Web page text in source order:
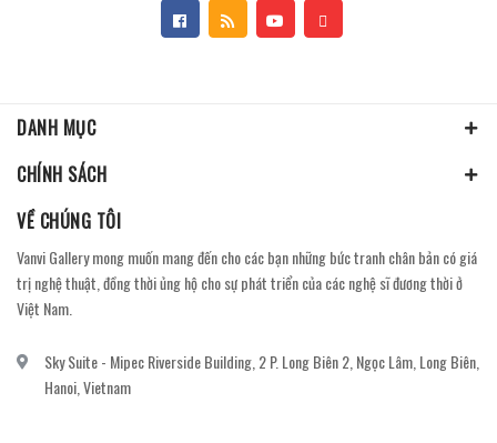
DANH MỤC
CHÍNH SÁCH
VỀ CHÚNG TÔI
Vanvi Gallery mong muốn mang đến cho các bạn những bức tranh chân bản có giá
trị nghệ thuật, đồng thời ủng hộ cho sự phát triển của các nghệ sĩ đương thời ở
Việt Nam.
Sky Suite - Mipec Riverside Building, 2 P. Long Biên 2, Ngọc Lâm, Long Biên,
Hanoi, Vietnam